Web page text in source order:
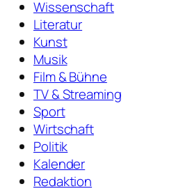
Wissenschaft
Literatur
Kunst
Musik
Film & Bühne
TV & Streaming
Sport
Wirtschaft
Politik
Kalender
Redaktion